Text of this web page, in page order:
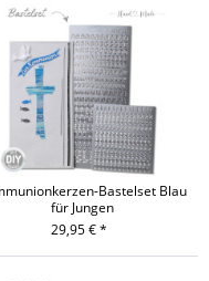
Bastelset Blau
für Jungen
29,95 € *